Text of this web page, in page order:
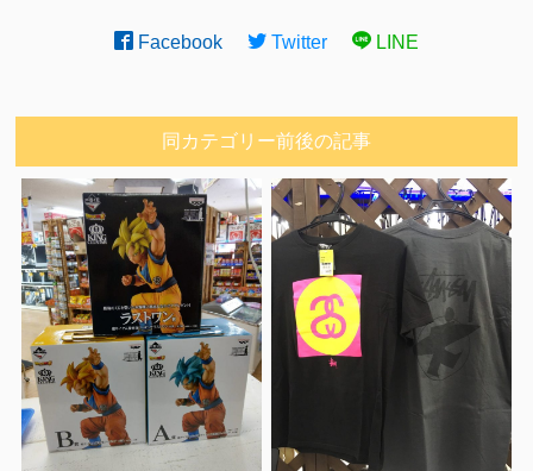
Facebook Twitter LINE
同カテゴリー前後の記事